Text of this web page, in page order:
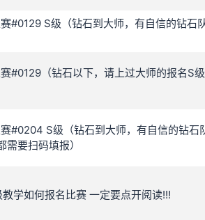
#0129 S级（钻石到大师，有自信的钻石
#0129（钻石以下，请上过大师的报名S级
#0204 S级（钻石到大师，有自信的钻石
要扫码填报）
学如何报名比赛 一定要点开阅读!!!